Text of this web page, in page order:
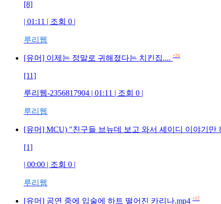
[8]
| 01:11 | 조회 0 |
루리웹
[유머] 이제는 정말로 귀해졌다는 치킨집.... +26
[11]
루리웹-2356817904 | 01:11 | 조회 0 |
루리웹
[유머] MCU) "친구들 브뉴데 보고 와서 셰이디 이야기만
[1]
| 00:00 | 조회 0 |
루리웹
[유머] 공연 중에 입술에 하트 떨어진 카리나.mp4 +17